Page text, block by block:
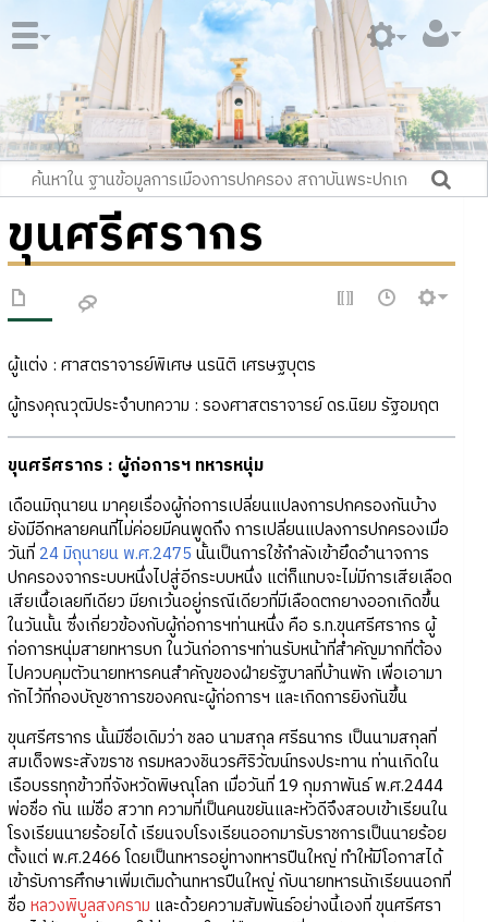
ขุนศรีศรากร
ผู้แต่ง : ศาสตราจารย์พิเศษ นรนิติ เศรษฐบุตร
ผู้ทรงคุณวุฒิประจำบทความ : รองศาสตราจารย์ ดร.นิยม รัฐอมฤต
ขุนศรีศรากร : ผู้ก่อการฯ ทหารหนุ่ม
เดือนมิถุนายน มาคุยเรื่องผู้ก่อการเปลี่ยนแปลงการปกครองกันบ้าง
ยังมีอีกหลายคนที่ไม่ค่อยมีคนพูดถึง การเปลี่ยนแปลงการปกครองเมื่อ
วันที่ 24 มิถุนายน พ.ศ.2475 นั้นเป็นการใช้กำลังเข้ายึดอำนาจการ
ปกครองจากระบบหนึ่งไปสู่อีกระบบหนึ่ง แต่ก็แทบจะไม่มีการเสียเลือด
เสียเนื้อเลยทีเดียว มียกเว้นอยู่กรณีเดียวที่มีเลือดตกยางออกเกิดขึ้น
ในวันนั้น ซึ่งเกี่ยวข้องกับผู้ก่อการฯท่านหนึ่ง คือ ร.ท.ขุนศรีศรากร ผู้
ก่อการหนุ่มสายทหารบก ในวันก่อการฯท่านรับหน้าที่สำคัญมากที่ต้อง
ไปควบคุมตัวนายทหารคนสำคัญของฝ่ายรัฐบาลที่บ้านพัก เพื่อเอามา
กักไว้ที่กองบัญชาการของคณะผู้ก่อการฯ และเกิดการยิงกันขึ้น
ขุนศรีศรากร นั้นมีชื่อเดิมว่า ชลอ นามสกุล ศรีธนากร เป็นนามสกุลที่
สมเด็จพระสังฆราช กรมหลวงชินวรศิริวัฒน์ทรงประทาน ท่านเกิดใน
เรือบรรทุกข้าวที่จังหวัดพิษณุโลก เมื่อวันที่ 19 กุมภาพันธ์ พ.ศ.2444
พ่อชื่อ กัน แม่ชื่อ สวาท ความที่เป็นคนขยันและหัวดีจึงสอบเข้าเรียนใน
โรงเรียนนายร้อยได้ เรียนจบโรงเรียนออกมารับราชการเป็นนายร้อย
ตั้งแต่ พ.ศ.2466 โดยเป็นทหารอยู่ทางทหารปืนใหญ่ ทำให้มีโอกาสได้
เข้ารับการศึกษาเพิ่มเติมด้านทหารปืนใหญ่ กับนายทหารนักเรียนนอกที่
ชื่อ หลวงพิบูลสงคราม และด้วยความสัมพันธ์อย่างนี้เองที่ ขุนศรีศรา